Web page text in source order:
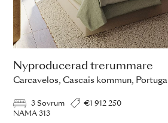
Nyproducerad trerummare
Carcavelos, Cascais kommun, Portugal
3 Sovrum
€1 912 250
NAMA 313